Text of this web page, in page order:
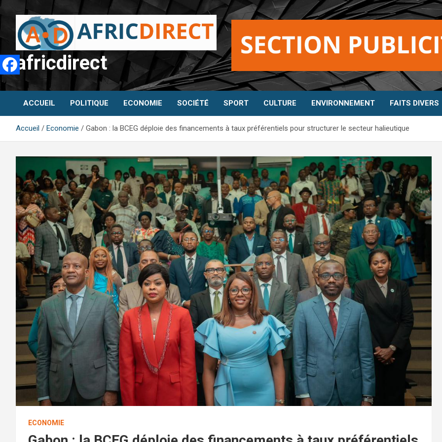
Aller
contenu
africdirect
ACCUEIL POLITIQUE ECONOMIE SOCIÉTÉ SPORT CULTURE ENVIRONNEMENT FAITS DIVERS
Accueil Economie Gabon : la BCEG déploie des financements à taux préférentiels pour structurer le secteur halieutique
ECONOMIE